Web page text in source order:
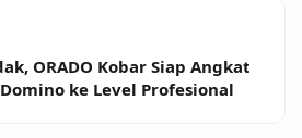
ORADO Kobar Siap Angkat
ke Level Profesional